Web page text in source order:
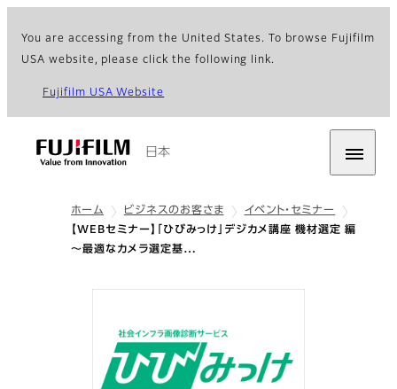
You are accessing from the United States. To browse Fujifilm
USA website, please click the following link.
Fujifilm USA Website
日本
ホーム ビジネスのお客さま
イベント・セミナー
【WEBセミナー】「ひびみっけ」デジカメ講座 機材選定 編
～最適なカメラ選定基…